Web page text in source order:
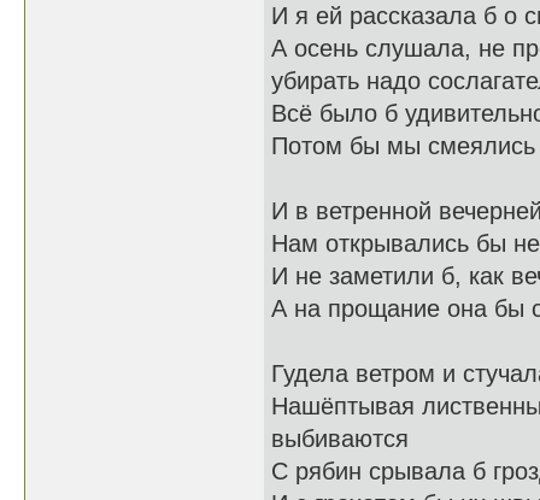
И я ей рассказала б о
А осень слушала, не
убирать надо
Всё было б
Потом бы мы
И в ветренной
Нам открывались бы
И не заметили б, как
А на прощание она бы
Гудела ветром и
Нашёптывая
выбиваются
С рябин срывала б